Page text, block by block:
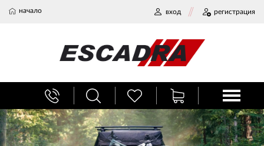
начало вход регистрация
БАГАЖНИЦИ
ТЕГЛИЧ ЗА КОЛА